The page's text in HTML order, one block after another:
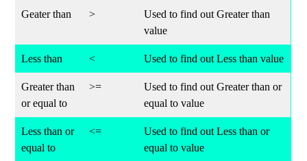
Geater than >
Used to find out Greater than
value
Less than < Used to find out Less than value
Greater than
or equal to
>=
Used to find out Greater than or
equal to value
Less than or
equal to
<=
Used to find out Less than or
equal to value